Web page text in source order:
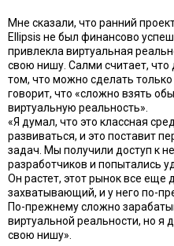
Мне сказали, что ранний
Ellipsis не был финансово
привлекла виртуальная
свою нишу. Салми считает,
том, что можно сделать
говорит, что «сложно взять
виртуальную реальность».
«Я думал, что это классная
развиваться, и это поставит
задач. Мы получили доступ к
разработчиков и попытались
Он растет, этот рынок все еще
захватывающий, и у него по-
По-прежнему сложно
виртуальной реальности, но я
свою нишу».